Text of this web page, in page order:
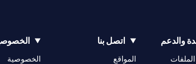
والدعم اتصل بنا
المواقع
(opens in a new tab) الخصوصية